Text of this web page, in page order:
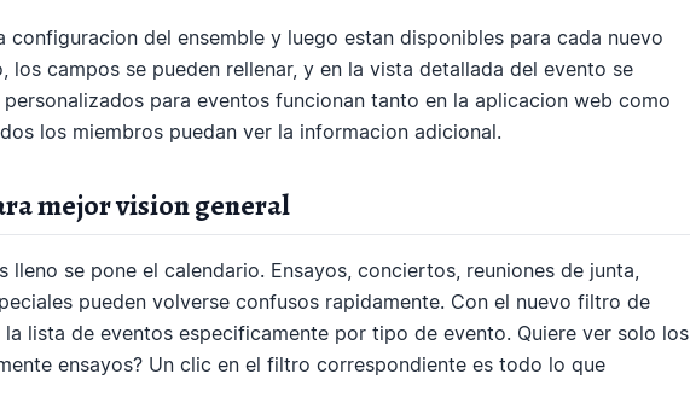
configuracion del ensemble y luego estan disponibles para cada nuevo
los campos se pueden rellenar, y en la vista detallada del evento se
para eventos funcionan tanto en la aplicacion web como
los miembros puedan ver la informacion adicional.
mejor vision general
lleno se pone el calendario. Ensayos, conciertos, reuniones de junta,
pueden volverse confusos rapidamente. Con el nuevo filtro de
lista de eventos especificamente por tipo de evento. Quiere ver solo los
ensayos? Un clic en el filtro correspondiente es todo lo que